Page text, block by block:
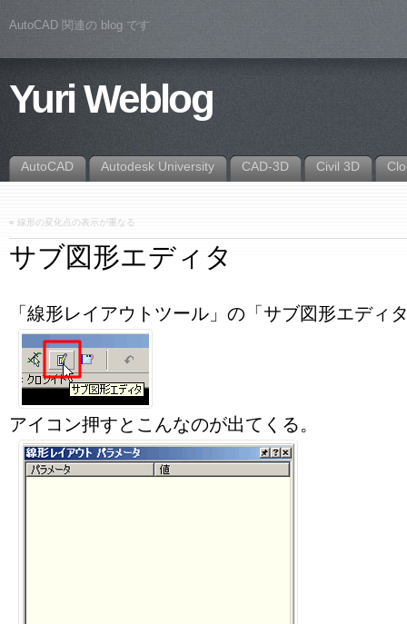
AutoCAD 関連の blog です
Yuri Weblog
AutoCAD Autodesk University CAD-3D Civil 3D
« 線形の変化点の表示が重なる
サブ図形エディタ
「線形レイアウトツール」の「サブ図形エディ
アイコン押すとこんなのが出てくる。